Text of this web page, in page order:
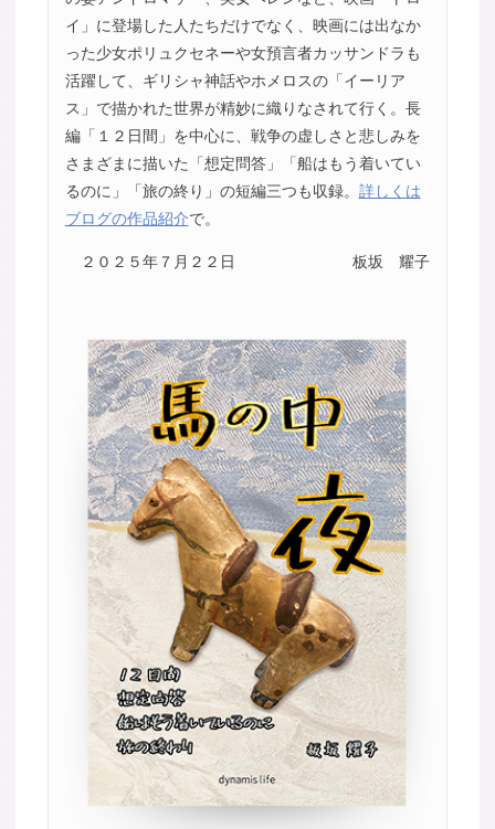
イ」に登場した人たちだけでなく、映画には出なか
った少女ポリュクセネーや女預言者カッサンドラも
活躍して、ギリシャ神話やホメロスの「イーリア
ス」で描かれた世界が精妙に織りなされて行く。長
編「１２日間」を中心に、戦争の虚しさと悲しみを
さまざまに描いた「想定問答」「船はもう着いてい
るのに」「旅の終り」の短編三つも収録。 詳しくは
ブログの作品紹介で。
２０２５年７月２２日 板坂 耀子